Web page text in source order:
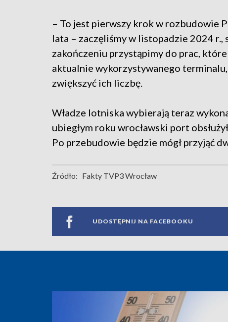
– To jest pierwszy krok w rozbudowie
lata – zaczęliśmy w listopadzie 2024
zakończeniu przystąpimy do prac,
aktualnie wykorzystywanego
zwiększyć ich liczbę.
Władze lotniska wybierają teraz
ubiegłym roku wrocławski port
Po przebudowie będzie mógł przyjąć
Źródło: Fakty TVP3 Wrocław
UDOSTĘPNIJ NA FACEBOOKU